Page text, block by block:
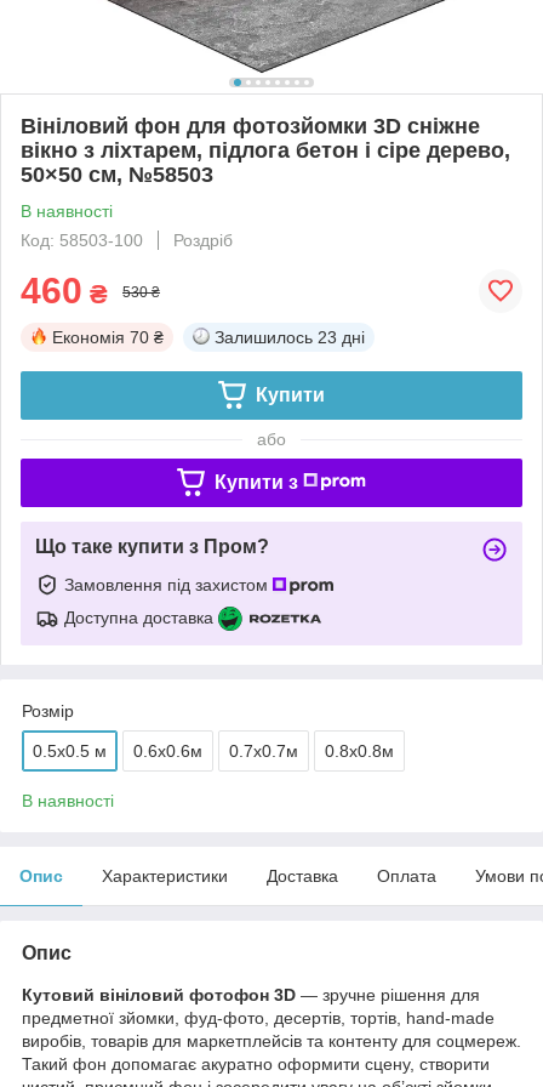
Вініловий фон для фотозйомки 3D сніжне
вікно з ліхтарем, підлога бетон і сіре дерево,
50×50 см, №58503
В наявності
Код: 58503-100
Роздріб
460 ₴ 530 ₴
Економія 70 ₴ Залишилось 23 дні
Купити
або
Купити з
Що таке купити з Пром?
Замовлення під захистом
Доступна доставка
Розмір
0.5x0.5 м 0.6х0.6м 0.7х0.7м 0.8х0.8м
В наявності
Опис Характеристики Доставка Оплата Умови
Опис
Кутовий вініловий фотофон 3D — зручне рішення для
предметної зйомки, фуд-фото, десертів, тортів, hand-made
виробів, товарів для маркетплейсів та контенту для соцмереж.
Такий фон допомагає акуратно оформити сцену, створити